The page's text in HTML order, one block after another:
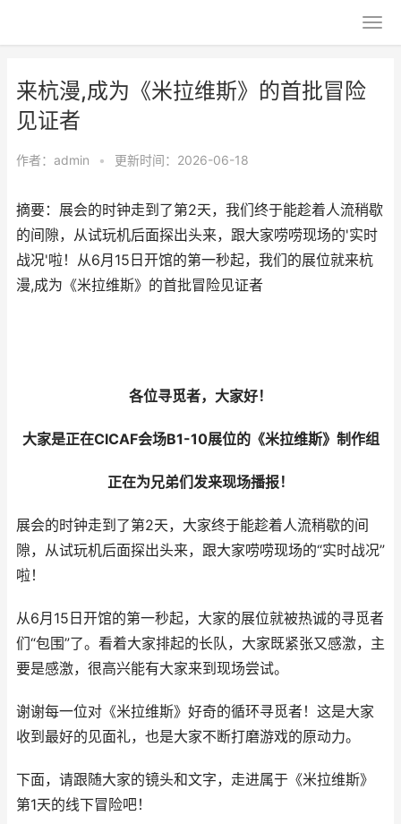
来杭漫,成为《米拉维斯》的首批冒险
见证者
作者： admin • 更新时间：2026-06-18
摘要：展会的时钟走到了第2天，我们终于能趁着人流稍歇
的间隙，从试玩机后面探出头来，跟大家唠唠现场的'实时
战况'啦！从6月15日开馆的第一秒起，我们的展位就来杭
漫,成为《米拉维斯》的首批冒险见证者
各位寻觅者，大家好！
大家是正在CICAF会场B1-10展位的《米拉维斯》制作组
正在为兄弟们发来现场播报！
展会的时钟走到了第2天，大家终于能趁着人流稍歇的间
隙，从试玩机后面探出头来，跟大家唠唠现场的“实时战况”
啦！
从6月15日开馆的第一秒起，大家的展位就被热诚的寻觅者
们“包围”了。看着大家排起的长队，大家既紧张又感激，主
要是感激，很高兴能有大家来到现场尝试。
谢谢每一位对《米拉维斯》好奇的循环寻觅者！这是大家
收到最好的见面礼，也是大家不断打磨游戏的原动力。
下面，请跟随大家的镜头和文字，走进属于《米拉维斯》
第1天的线下冒险吧！